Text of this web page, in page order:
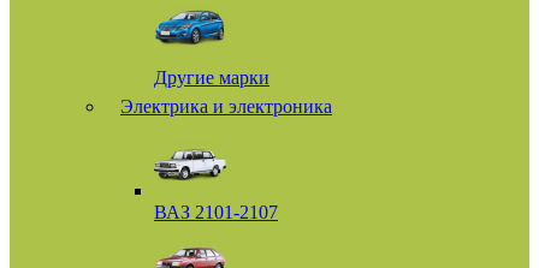
Другие марки
Электрика и электроника
ВАЗ 2101-2107